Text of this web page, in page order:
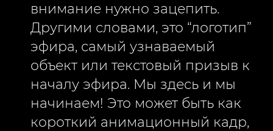
внимание нужно зацепить.
Другими словами, это “логотип”
эфира, самый узнаваемый
объект или текстовый призыв к
началу эфира. Мы здесь и мы
начинаем! Это может быть как
короткий анимационный кадр,